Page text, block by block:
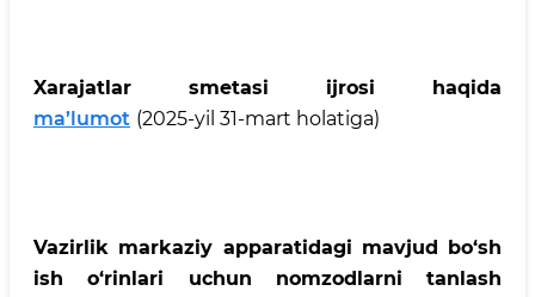
Xarajatlar smetasi ijrosi haqida
ma’lumot (2025-yil 31-mart holatiga)
Vazirlik markaziy apparatidagi mavjud bo‘sh
ish o‘rinlari uchun nomzodlarni tanlash